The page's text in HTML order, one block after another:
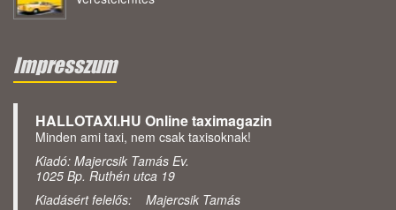
Impresszum
HALLOTAXI.HU Online taximagazin
Minden ami taxi, nem csak taxisoknak!
Kiadó: Majercsik Tamás Ev.
1025 Bp. Ruthén utca 19
Kiadásért felelős: Majercsik Tamás